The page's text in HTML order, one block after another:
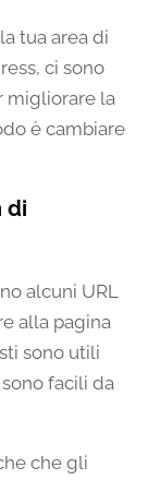
tua area di
ci sono
migliorare la
è cambiare
di
alcuni URL
alla pagina
sono utili
facili da
che gli